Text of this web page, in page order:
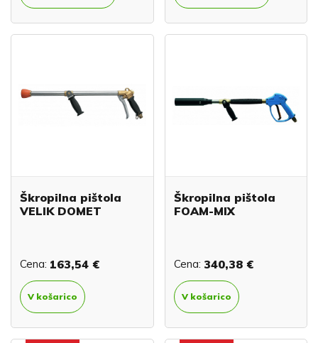
Škropilna pištola
VELIK DOMET
Cena: 163,54 €
V košarico
Škropilna pištola
FOAM-MIX
Cena: 340,38 €
V košarico